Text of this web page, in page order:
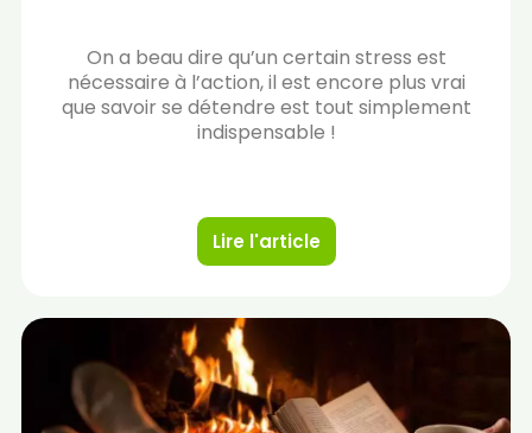
On a beau dire qu’un certain stress est
nécessaire à l’action, il est encore plus vrai
que savoir se détendre est tout simplement
indispensable !
Lire l'article